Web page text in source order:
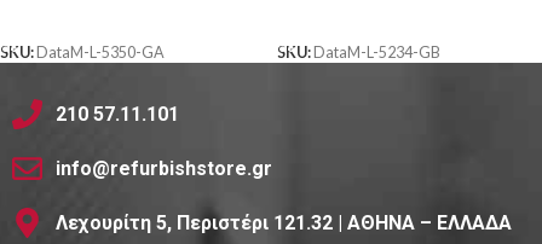
SKU: DataM-L-5350-GA SKU: DataM-L-5234-GB
210 57.11.101
info@refurbishstore.gr
Λεχουρίτη 5, Περιστέρι 121.32 | ΑΘΗΝΑ – ΕΛΛΑΔΑ